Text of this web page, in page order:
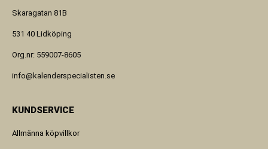
Skaragatan 81B
531 40 Lidköping
Org.nr: 559007-8605
info@kalenderspecialisten.se
KUNDSERVICE
Allmänna köpvillkor